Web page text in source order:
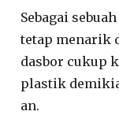
Sebagai
tetap menarik
dasbor cukup
plastik
an.